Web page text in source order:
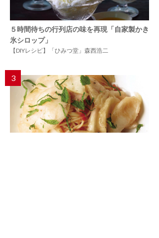
５時間待ちの行列店の味を再現「自家製かき
氷シロップ」
【DIYレシピ】「ひみつ堂」森西浩二
3